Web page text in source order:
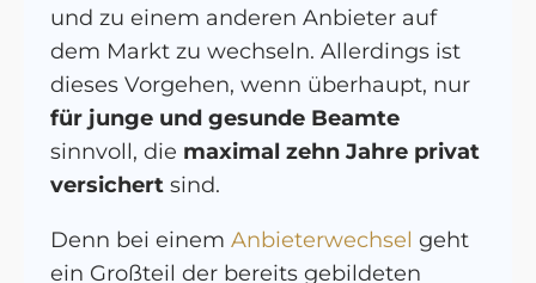
und zu einem anderen Anbieter auf
dem Markt zu wechseln. Allerdings ist
dieses Vorgehen, wenn überhaupt, nur
für junge und gesunde Beamte
sinnvoll, die maximal zehn Jahre privat
versichert sind.
Denn bei einemAnbieterwechsel geht
ein Großteil der bereits gebildeten